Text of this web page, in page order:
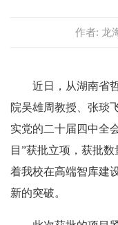
作者: 龙
近日，从湖南省
院吴雄周教授、张琰
实党的二十届四中全
目”获批立项，获批
着我校在高端智库建
新的突破。